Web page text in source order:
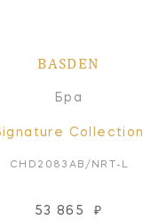
BASDEN
Бра
Collection
CHD2083AB/NRT-L
53 865 ₽